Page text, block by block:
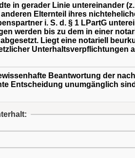
in gerader Linie untereinander
Elternteil ihres
i. S. d. § 1 LPartG
werden bis zu dem in einer
Liegt eine notariell
Unterhaltsverpflichtungen
Beantwortung der
Entscheidung unumgänglich